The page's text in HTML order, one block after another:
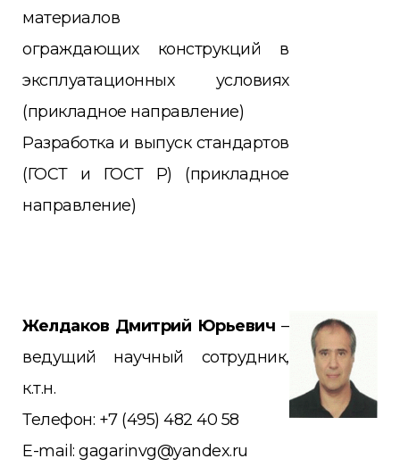
материалов
ограждающих конструкций в
эксплуатационных условиях
(прикладное направление)
Разработка и выпуск стандартов
(ГОСТ и ГОСТ Р) (прикладное
направление)
Желдаков Дмитрий Юрьевич –
ведущий научный сотрудник,
к.т.н.
Телефон: +7 (495) 482 40 58
E-mail: gagarinvg@yandex.ru